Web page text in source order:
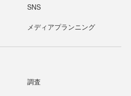
SNS
メディアプランニング
調査